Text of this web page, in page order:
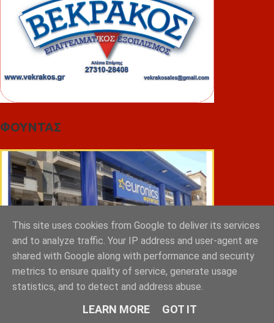
ΦΟΥΝΤΑΣ
This site uses cookies from Google to deliver its services
and to analyze traffic. Your IP address and user-agent are
shared with Google along with performance and security
metrics to ensure quality of service, generate usage
statistics, and to detect and address abuse.
LEARN MORE GOT IT